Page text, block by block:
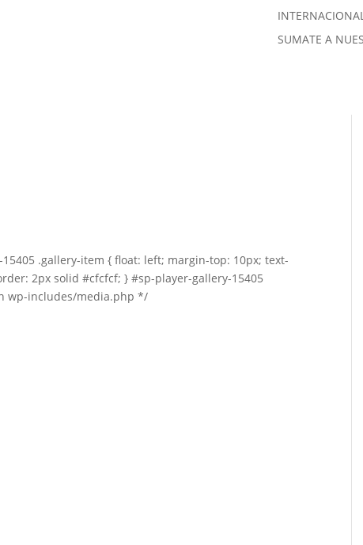
SUMATE A
.gallery-item { float: left; margin-top: 10px; text-
2px solid #cfcfcf; } #sp-player-gallery-15405
wp-includes/media.php */